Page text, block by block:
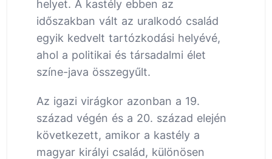
helyet. A kastély ebben az
időszakban vált az uralkodó család
egyik kedvelt tartózkodási helyévé,
ahol a politikai és társadalmi élet
színe-java összegyűlt.
Az igazi virágkor azonban a 19.
század végén és a 20. század elején
következett, amikor a kastély a
magyar királyi család, különösen